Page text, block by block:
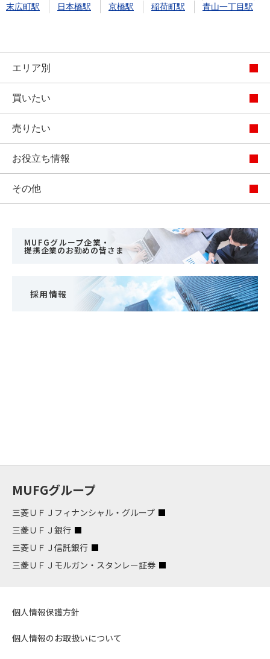
末広町駅
日本橋駅 京橋駅 稲荷町駅 青山一丁目駅
エリア別
買いたい
売りたい
お役立ち情報
その他
MUFGグループ企業・
提携企業のお勤めの皆さま
採用情報
MUFGグループ
三菱ＵＦＪフィナンシャル・グループ
三菱ＵＦＪ銀行
三菱ＵＦＪ信託銀行
三菱ＵＦＪモルガン・スタンレー証券
個人情報保護方針
個人情報のお取扱いについて